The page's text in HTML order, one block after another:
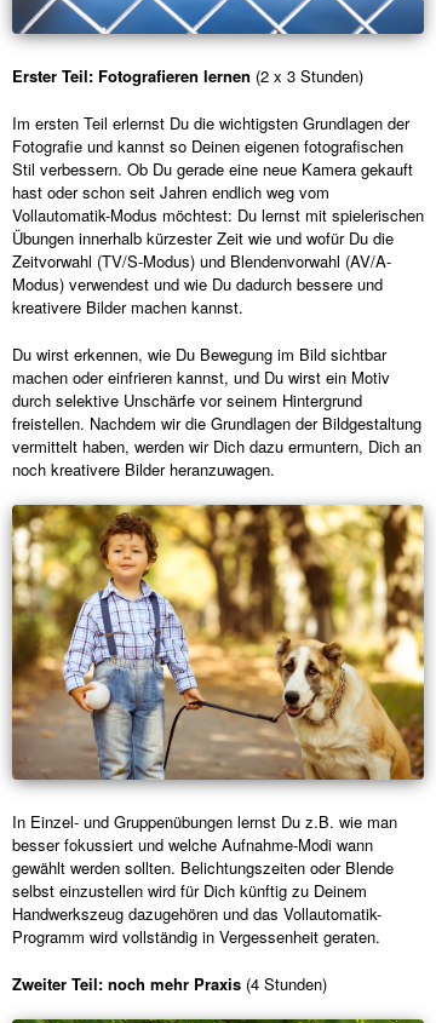
Erster Teil: Fotografieren lernen (2 x 3 Stunden)
Im ersten Teil erlernst Du die wichtigsten Grundlagen der
Fotografie und kannst so Deinen eigenen fotografischen
Stil verbessern. Ob Du gerade eine neue Kamera gekauft
hast oder schon seit Jahren endlich weg vom
Vollautomatik-Modus möchtest: Du lernst mit spielerischen
Übungen innerhalb kürzester Zeit wie und wofür Du die
Zeitvorwahl (TV/S-Modus) und Blendenvorwahl (AV/A-
Modus) verwendest und wie Du dadurch bessere und
kreativere Bilder machen kannst.
Du wirst erkennen, wie Du Bewegung im Bild sichtbar
machen oder einfrieren kannst, und Du wirst ein Motiv
durch selektive Unschärfe vor seinem Hintergrund
freistellen. Nachdem wir die Grundlagen der Bildgestaltung
vermittelt haben, werden wir Dich dazu ermuntern, Dich an
noch kreativere Bilder heranzuwagen.
In Einzel- und Gruppenübungen lernst Du z.B. wie man
besser fokussiert und welche Aufnahme-Modi wann
gewählt werden sollten. Belichtungszeiten oder Blende
selbst einzustellen wird für Dich künftig zu Deinem
Handwerkszeug dazugehören und das Vollautomatik-
Programm wird vollständig in Vergessenheit geraten.
Zweiter Teil: noch mehr Praxis (4 Stunden)